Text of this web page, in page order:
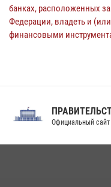
банках, расположенных
Федерации, владеть и
финансовыми
Официальный сайт